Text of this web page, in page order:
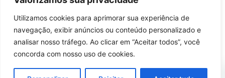
Utilizamos cookies para aprimorar sua experiência de
navegação, exibir anúncios ou conteúdo personalizado e
analisar nosso tráfego. Ao clicar em “Aceitar todos”, você
concorda com nosso uso de cookies.